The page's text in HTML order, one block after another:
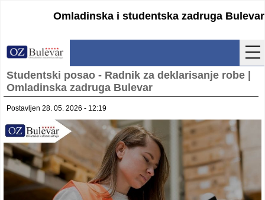
Omladinska i studentska zadruga Bulevar
Početna
Uputstva
Cenovnik
Kontakt
Studentski posao - Radnik za deklarisanje robe |
Omladinska zadruga Bulevar
Postavljen 28. 05. 2026 - 12:19